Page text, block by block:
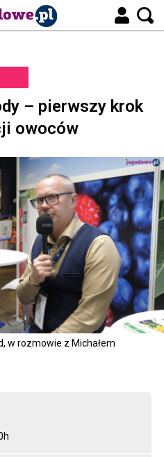
w rozmowie z Michałem
– pierwszy krok
owoców